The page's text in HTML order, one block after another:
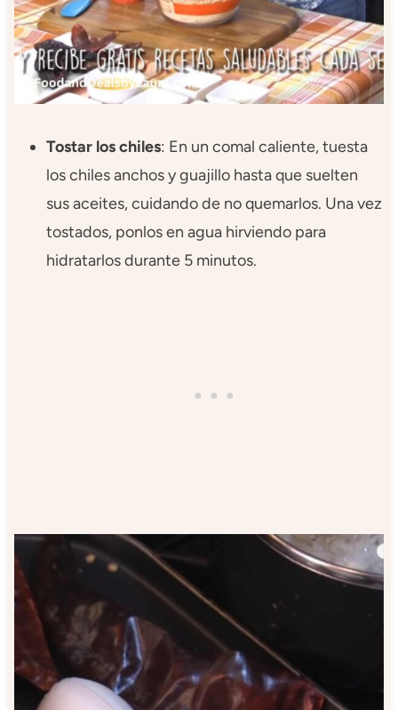
Tostar los chiles: En un comal caliente, tuesta
los chiles anchos y guajillo hasta que suelten
sus aceites, cuidando de no quemarlos. Una vez
tostados, ponlos en agua hirviendo para
hidratarlos durante 5 minutos.